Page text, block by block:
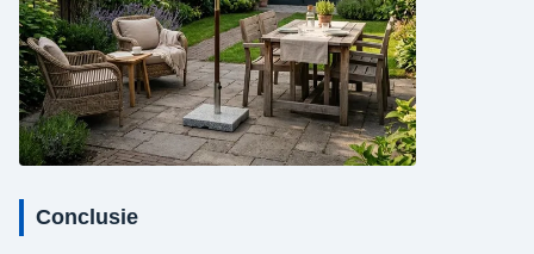
Conclusie